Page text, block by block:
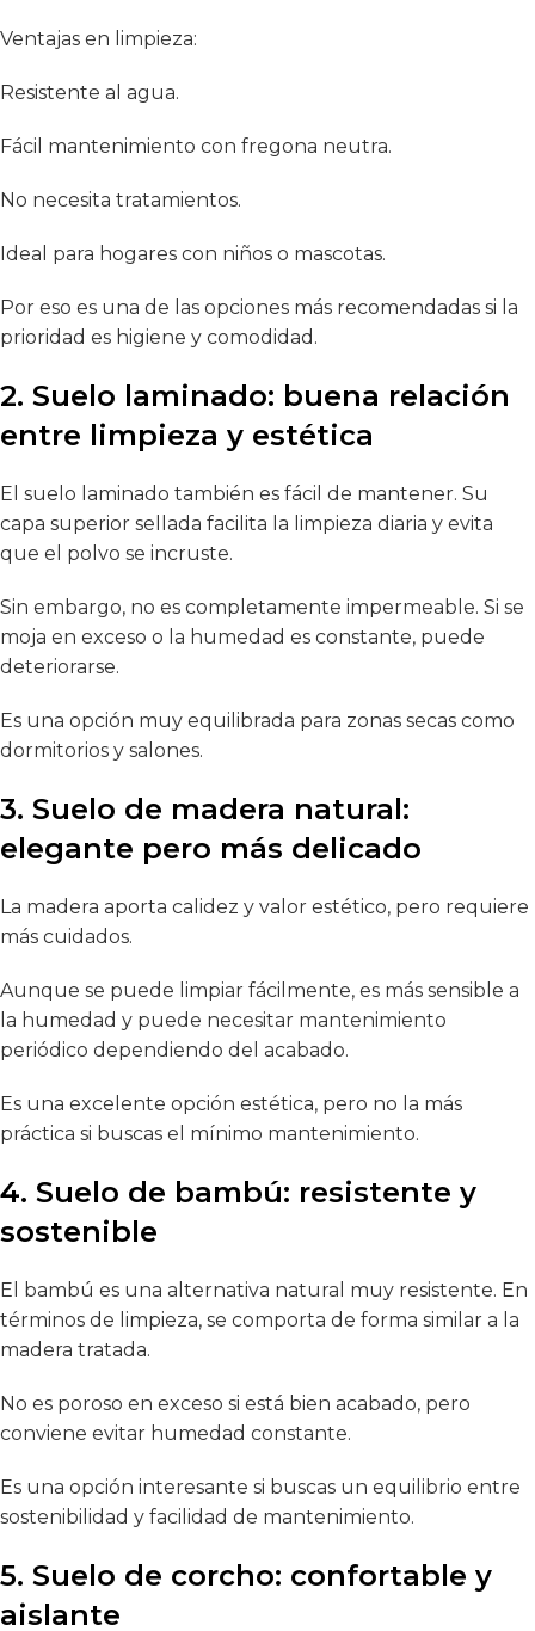
Ventajas en limpieza:
Resistente al agua.
Fácil mantenimiento con fregona neutra.
No necesita tratamientos.
Ideal para hogares con niños o mascotas.
Por eso es una de las opciones más recomendadas si la
prioridad es higiene y comodidad.
2. Suelo laminado: buena relación
entre limpieza y estética
El suelo laminado también es fácil de mantener. Su
capa superior sellada facilita la limpieza diaria y evita
que el polvo se incruste.
Sin embargo, no es completamente impermeable. Si se
moja en exceso o la humedad es constante, puede
deteriorarse.
Es una opción muy equilibrada para zonas secas como
dormitorios y salones.
3. Suelo de madera natural:
elegante pero más delicado
La madera aporta calidez y valor estético, pero requiere
más cuidados.
Aunque se puede limpiar fácilmente, es más sensible a
la humedad y puede necesitar mantenimiento
periódico dependiendo del acabado.
Es una excelente opción estética, pero no la más
práctica si buscas el mínimo mantenimiento.
4. Suelo de bambú: resistente y
sostenible
El bambú es una alternativa natural muy resistente. En
términos de limpieza, se comporta de forma similar a la
madera tratada.
No es poroso en exceso si está bien acabado, pero
conviene evitar humedad constante.
Es una opción interesante si buscas un equilibrio entre
sostenibilidad y facilidad de mantenimiento.
5. Suelo de corcho: confortable y
aislante